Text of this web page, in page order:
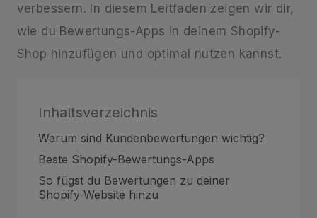
verbessern. In diesem Leitfaden zeigen wir dir,
wie du Bewertungs-Apps in deinem Shopify-
Shop hinzufügen und optimal nutzen kannst.
Inhaltsverzeichnis
Warum sind Kundenbewertungen wichtig?
Beste Shopify-Bewertungs-Apps
So fügst du Bewertungen zu deiner
Shopify-Website hinzu